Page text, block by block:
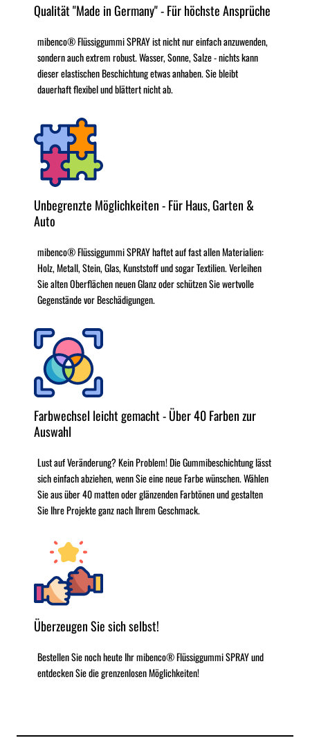
Qualität "Made in Germany" - Für höchste Ansprüche
mibenco® Flüssiggummi SPRAY ist nicht nur einfach anzuwenden,
sondern auch extrem robust. Wasser, Sonne, Salze - nichts kann
dieser elastischen Beschichtung etwas anhaben. Sie bleibt
dauerhaft flexibel und blättert nicht ab.
Unbegrenzte Möglichkeiten - Für Haus, Garten &
Auto
mibenco® Flüssiggummi SPRAY haftet auf fast allen Materialien:
Holz, Metall, Stein, Glas, Kunststoff und sogar Textilien. Verleihen
Sie alten Oberflächen neuen Glanz oder schützen Sie wertvolle
Gegenstände vor Beschädigungen.
Farbwechsel leicht gemacht - Über 40 Farben zur
Auswahl
Lust auf Veränderung? Kein Problem! Die Gummibeschichtung lässt
sich einfach abziehen, wenn Sie eine neue Farbe wünschen. Wählen
Sie aus über 40 matten oder glänzenden Farbtönen und gestalten
Sie Ihre Projekte ganz nach Ihrem Geschmack.
Überzeugen Sie sich selbst!
Bestellen Sie noch heute Ihr mibenco® Flüssiggummi SPRAY und
entdecken Sie die grenzenlosen Möglichkeiten!